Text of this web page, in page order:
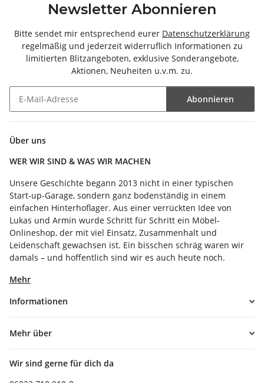
Newsletter Abonnieren
Bitte sendet mir entsprechend eurer Datenschutzerklärung
regelmäßig und jederzeit widerruflich Informationen zu
limitierten Blitzangeboten, exklusive Sonderangebote,
Aktionen, Neuheiten u.v.m. zu.
Abonnieren
Über uns
WER WIR SIND & WAS WIR MACHEN
Unsere Geschichte begann 2013 nicht in einer typischen
Start-up-Garage, sondern ganz bodenständig in einem
einfachen Hinterhoflager. Aus einer verrückten Idee von
Lukas und Armin wurde Schritt für Schritt ein Möbel-
Onlineshop, der mit viel Einsatz, Zusammenhalt und
Leidenschaft gewachsen ist. Ein bisschen schräg waren wir
damals – und hoffentlich sind wir es auch heute noch.
Mehr
Informationen
Mehr über
Wir sind gerne für dich da